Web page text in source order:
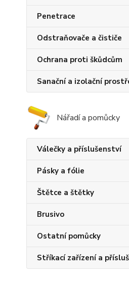
Penetrace
Odstraňovače a čističe
Ochrana proti škůdcům
Sanační a izolační
Nářadí a pomůcky
Válečky a příslušenství
Pásky a fólie
Štětce a štětky
Brusivo
Ostatní pomůcky
Stříkací zařízení a